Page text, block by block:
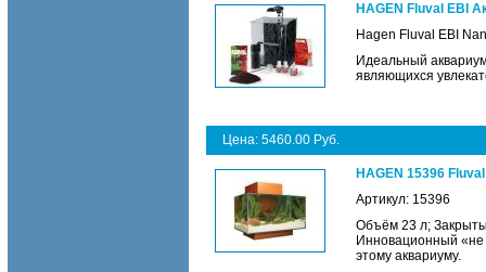
HAGEN Fluval EBI
Hagen Fluval EBI
Идеальный
являющихся
Цена: 5460.00 Руб.
HAGEN 15396
Артикул: 15396
Объём 23 л;
Инновационный
этому аквариуму.